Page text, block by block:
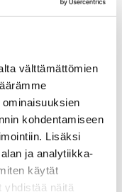
välttämättömien
kohdentamiseen
Lisäksi
ja analytiikka-
käytät
yhdistää näitä